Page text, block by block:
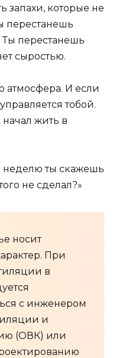
запахи, которые не
перестанешь
Ты перестанешь
сыростью.
атмосфера. И если
тобой.
жить в
неделю ты скажешь
не сделал?»
носит
При
в
с инженером
и
(ОВК) или